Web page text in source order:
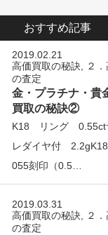
おすすめ記事
2019.02.21
高価買取の秘訣, ２
の査定
金・プラチナ・貴
買取の秘訣②
K18 リング 0.55ct
レダイヤ付
055刻印（0.5…
2019.03.31
高価買取の秘訣, ２
の査定